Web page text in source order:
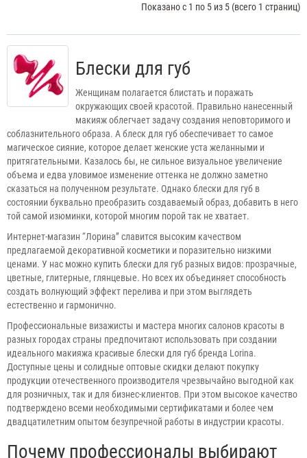
Показано с 1 по 5 из 5 (всего 1 страниц)
Блески для губ
Женщинам полагается блистать и поражать
окружающих своей красотой. Правильно нанесенный
макияж облегчает задачу создания неповторимого и
соблазнительного образа. А блеск для губ обеспечивает то самое
магическое сияние, которое делает женские уста желанными и
притягательными. Казалось бы, не сильное визуальное увеличение
объема и едва уловимое изменение оттенка не должно заметно
сказаться на полученном результате. Однако блески для губ в
состоянии буквально преобразить создаваемый образ, добавить в него
той самой изюминки, которой многим порой так не хватает.
Интернет-магазин “Лорина” славится высоким качеством
предлагаемой декоративной косметики и поразительно низкими
ценами. У нас можно купить блески для губ разных видов: прозрачные,
цветные, глитерные, глянцевые. Но всех их объединяет способность
создать волнующий эффект перелива и при этом выглядеть
естественно и гармонично.
Профессиональные визажисты и мастера многих салонов красоты в
разных городах страны предпочитают использовать при создании
идеального макияжа красивые блески для губ бренда Lorina.
Доступные цены и солидные оптовые скидки делают покупку
продукции отечественного производителя чрезвычайно выгодной как
для розничных, так и для бизнес-клиентов. При этом высокое качество
подтверждено всеми необходимыми сертификатами и более чем
двадцатилетним опытом безупречной работы в индустрии красоты.
Почему профессионалы выбирают